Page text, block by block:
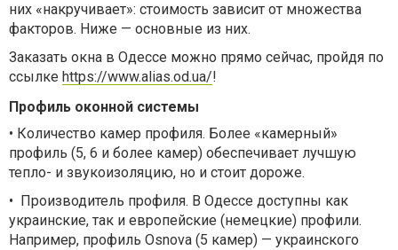
них «накручивает»: стоимость зависит от множества
факторов. Ниже — основные из них.
Заказать окна в Одессе можно прямо сейчас, пройдя по
ссылке https://www.alias.od.ua/!
Профиль оконной системы
• Количество камер профиля. Более «камерный»
профиль (5, 6 и более камер) обеспечивает лучшую
тепло- и звукоизоляцию, но и стоит дороже.
• Производитель профиля. В Одессе доступны как
украинские, так и европейские (немецкие) профили.
Например, профиль Osnova (5 камер) — украинского